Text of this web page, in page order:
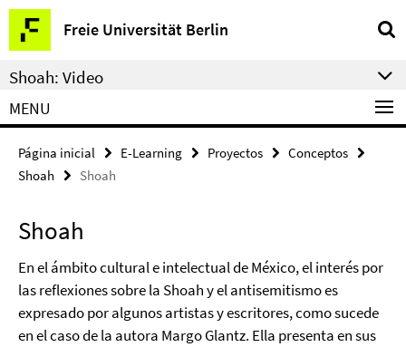
Springe
direkt
zu
Inhalt
Freie Universität Berlin
Herramientas
de
navegación
Shoah: Video
MENU
Página inicial E-Learning Proyectos
Conceptos
Shoah
Shoah
Shoah
En el ámbito cultural e intelectual de México, el interés por
las reflexiones sobre la Shoah y el antisemitismo es
expresado por algunos artistas y escritores, como sucede
en el caso de la autora Margo Glantz. Ella presenta en sus